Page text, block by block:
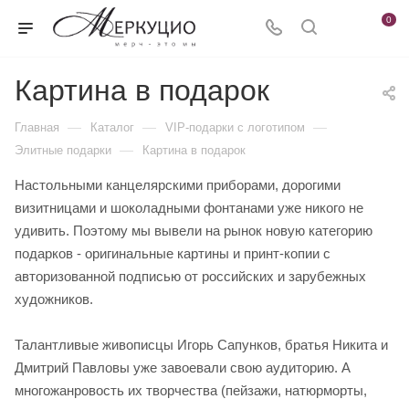
0
Картина в подарок
Главная — Каталог — VIP-подарки с логотипом —
Элитные подарки — Картина в подарок
Настольными канцелярскими приборами, дорогими
визитницами и шоколадными фонтанами уже никого не
удивить. Поэтому мы вывели на рынок новую категорию
подарков - оригинальные картины и принт-копии с
авторизованной подписью от российских и зарубежных
художников.
Талантливые живописцы Игорь Сапунков, братья Никита и
Дмитрий Павловы уже завоевали свою аудиторию. А
многожанровость их творчества (пейзажи, натюрморты,